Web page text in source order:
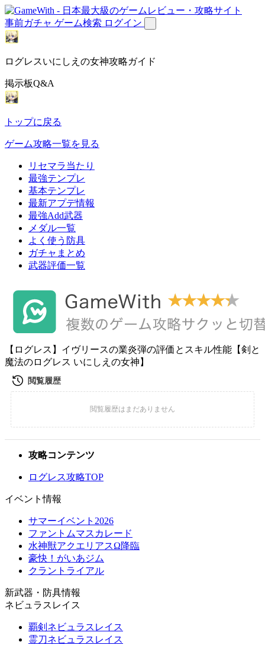
事前ガチャ ゲーム検索 ログイン
ログレスいにしえの女神攻略ガイド
掲示板Q&A
トップに戻る
ゲーム攻略一覧を見る
リセマラ当たり
最強テンプレ
基本テンプレ
最新アプデ情報
最強Add武器
メダル一覧
よく使う防具
ガチャまとめ
武器評価一覧
【ログレス】イヴリースの業炎弾の評価とスキル性能【剣と
魔法のログレス いにしえの女神】
攻略コンテンツ
ログレス攻略TOP
イベント情報
サマーイベント2026
ファントムマスカレード
水神獣アクエリアスΩ降臨
豪快！がいあジム
クラントライアル
新武器・防具情報
ネビュラスレイス
覇剣ネビュラスレイス
霊刀ネビュラスレイス